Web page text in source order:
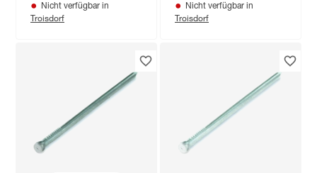
Nicht verfügbar in
Troisdorf
Nicht verfügbar in
Troisdorf